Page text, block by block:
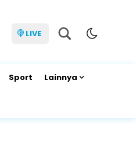
LIVE
Sport Lainnya